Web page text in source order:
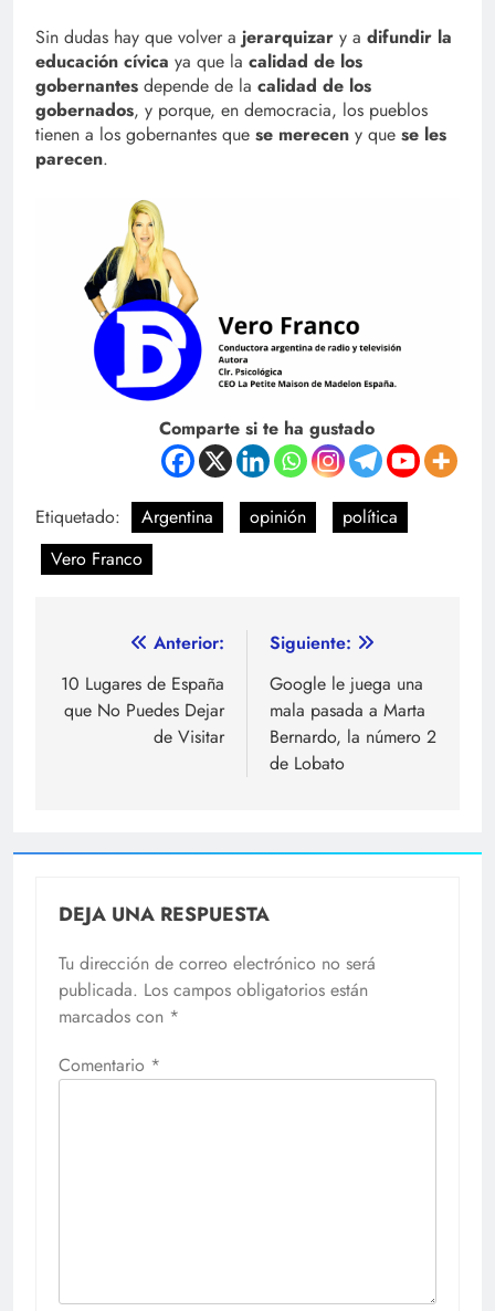
Sin dudas hay que volver a jerarquizar y a difundir la
educación cívica ya que la calidad de los
gobernantes depende de la calidad de los
gobernados, y porque, en democracia, los pueblos
tienen a los gobernantes que se merecen y que se les
parecen.
Comparte si te ha gustado
Etiquetado: Argentina opinión
política
Vero Franco
Navegación
de
entradas
Anterior:
10 Lugares de España
que No Puedes Dejar
de Visitar
Siguiente:
Google le juega una
mala pasada a Marta
Bernardo, la número 2
de Lobato
DEJA UNA RESPUESTA
Tu dirección de correo electrónico no será
publicada. Los campos obligatorios están
marcados con *
Comentario *